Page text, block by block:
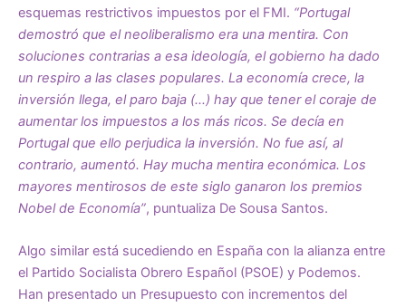
esquemas restrictivos impuestos por el FMI. “Portugal
demostró que el neoliberalismo era una mentira. Con
soluciones contrarias a esa ideología, el gobierno ha dado
un respiro a las clases populares. La economía crece, la
inversión llega, el paro baja (…) hay que tener el coraje de
aumentar los impuestos a los más ricos. Se decía en
Portugal que ello perjudica la inversión. No fue así, al
contrario, aumentó. Hay mucha mentira económica. Los
mayores mentirosos de este siglo ganaron los premios
Nobel de Economía”, puntualiza De Sousa Santos.
Algo similar está sucediendo en España con la alianza entre
el Partido Socialista Obrero Español (PSOE) y Podemos.
Han presentado un Presupuesto con incrementos del